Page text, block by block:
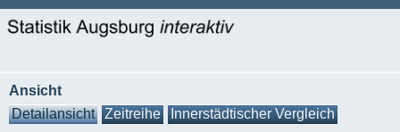
Ansicht
Detailansicht
Zeitreihe Innerstädtischer Vergleich